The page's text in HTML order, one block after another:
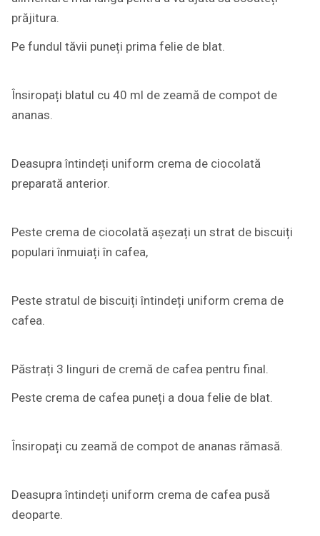
prăjitura.
Pe fundul tăvii puneți prima felie de blat.
Însiropați blatul cu 40 ml de zeamă de compot de
ananas.
Deasupra întindeți uniform crema de ciocolată
preparată anterior.
Peste crema de ciocolată așezați un strat de biscuiți
populari înmuiați în cafea,
Peste stratul de biscuiți întindeți uniform crema de
cafea.
Păstrați 3 linguri de cremă de cafea pentru final.
Peste crema de cafea puneți a doua felie de blat.
Însiropați cu zeamă de compot de ananas rămasă.
Deasupra întindeți uniform crema de cafea pusă
deoparte.